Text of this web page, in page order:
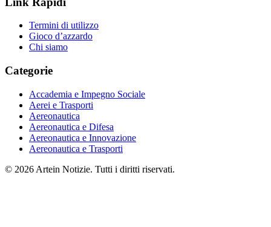
Termini di utilizzo
Gioco d’azzardo
Chi siamo
Categorie
Accademia e Impegno Sociale
Aerei e Trasporti
Aereonautica
Aereonautica e Difesa
Aereonautica e Innovazione
Aereonautica e Trasporti
© 2026 Artein Notizie. Tutti i diritti riservati.